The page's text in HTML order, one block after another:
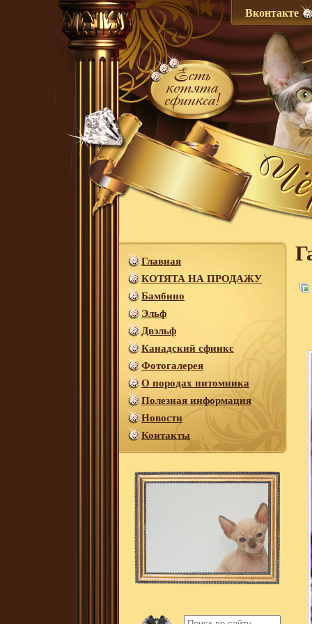
Вконтакте
Главная
КОТЯТА НА ПРОДАЖУ
Бамбино
Эльф
Двэльф
Канадский сфинкс
Фотогалерея
О породах питомника
Полезная информация
Новости
Контакты